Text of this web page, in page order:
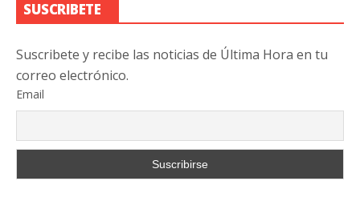
SUSCRIBETE
Suscribete y recibe las noticias de Última Hora en tu
correo electrónico.
Email